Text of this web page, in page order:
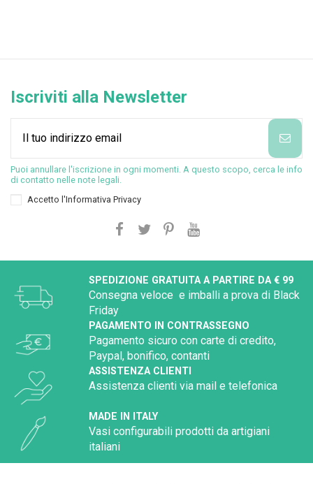
Iscriviti alla Newsletter
Puoi annullare l'iscrizione in ogni momenti. A questo scopo, cerca le info
di contatto nelle note legali.
Accetto l'Informativa Privacy
SPEDIZIONE GRATUITA A PARTIRE DA € 99
Consegna veloce e imballi a prova di Black
Friday
PAGAMENTO IN CONTRASSEGNO
Pagamento sicuro con carte di credito,
Paypal, bonifico, contanti
ASSISTENZA CLIENTI
Assistenza clienti via mail e telefonica
MADE IN ITALY
Vasi configurabili prodotti da artigiani
italiani